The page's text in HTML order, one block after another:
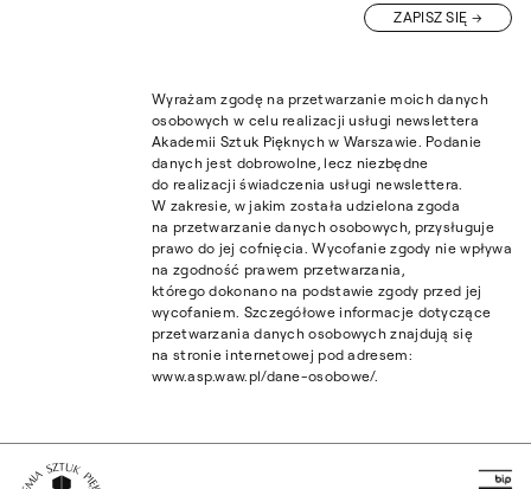
ZAPISZ SIĘ
Wyrażam zgodę na przetwarzanie moich danych
osobowych w celu realizacji usługi newslettera
Akademii Sztuk Pięknych w Warszawie. Podanie
danych jest dobrowolne, lecz niezbędne
do realizacji świadczenia usługi newslettera.
W zakresie, w jakim została udzielona zgoda
na przetwarzanie danych osobowych, przysługuje
prawo do jej cofnięcia. Wycofanie zgody nie wpływa
na zgodność prawem przetwarzania,
którego dokonano na podstawie zgody przed jej
wycofaniem. Szczegółowe informacje dotyczące
przetwarzania danych osobowych znajdują się
na stronie internetowej pod adresem:
www.asp.waw.pl/dane-osobowe/.